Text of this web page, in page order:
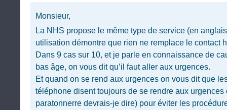
Monsieur,
La NHS propose le même type de service (en
utilisation démontre que rien ne remplace le contact
Dans 9 cas sur 10, et je parle en connaissance de
bas âge, on vous dit qu’il faut aller aux urgences.
Et quand on se rend aux urgences on vous dit que
téléphone disent toujours de se rendre aux
paratonnerre devrais-je dire) pour éviter les